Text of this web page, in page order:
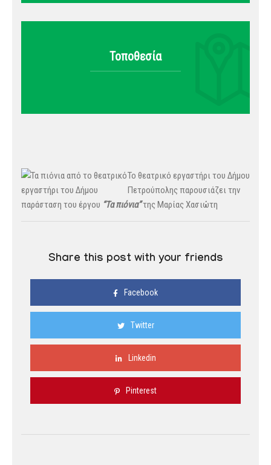
Τοποθεσία
Το θεατρικό εργαστήρι του Δήμου
Πετρούπολης παρουσιάζει την
παράσταση του έργου “Τα πιόνια”της Μαρίας Χασιώτη
Share this post with your friends
Facebook
Twitter
Linkedin
Pinterest